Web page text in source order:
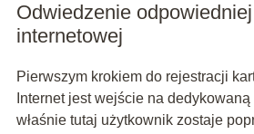
Odwiedzenie
internetowej
Pierwszym krokiem do rejestracji
Internet jest wejście na
właśnie tutaj użytkownik zostaje